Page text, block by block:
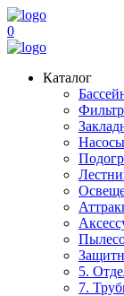
0
Каталог
Насосы
5.
7.